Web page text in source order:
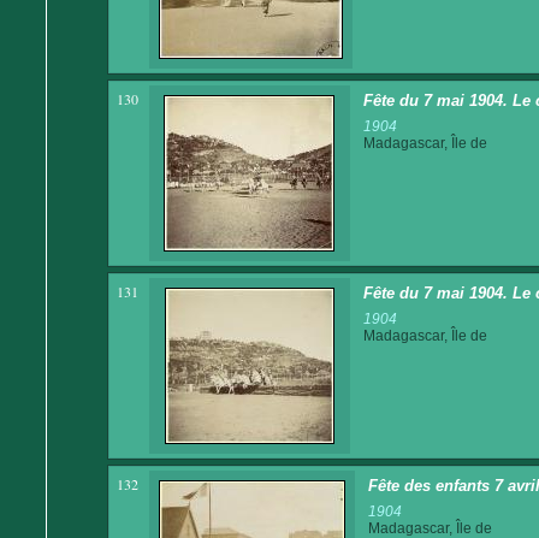
130 Fête du 7 mai 1904. Le
1904
Madagascar, Île de
131 Fête du 7 mai 1904. Le
1904
Madagascar, Île de
132 Fête des enfants 7
1904
Madagascar, Île de